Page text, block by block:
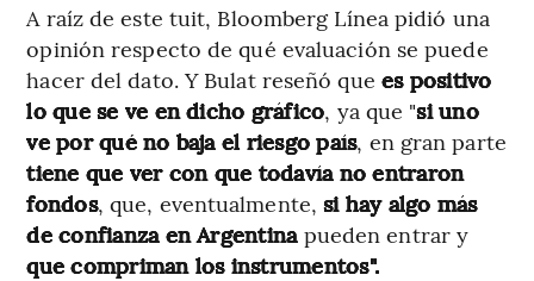
A raíz de este tuit, Bloomberg Línea pidió una
opinión respecto de qué evaluación se puede
hacer del dato. Y Bulat reseñó que es positivo
lo que se ve en dicho gráfico, ya que "si uno
ve por qué no baja el riesgo país, en gran parte
tiene que ver con que todavía no entraron
fondos, que, eventualmente,si hay algo más
de confianza en Argentina pueden entrar y
que compriman los instrumentos".